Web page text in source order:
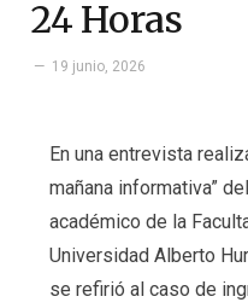
24 Horas
19 junio, 2026
En una entrevista
mañana informativa”
académico de la
Universidad Alberto
se refirió al caso de